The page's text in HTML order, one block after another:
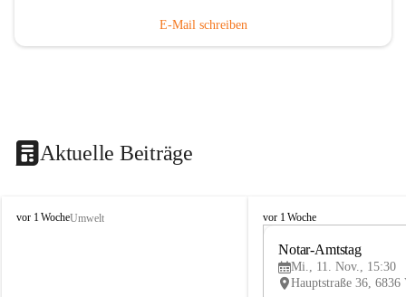
E-Mail schreiben
Aktuelle Beiträge
V
vor 1 WocheUmwelt
V
vor 1 Woche
Notar-Amtstag
Mi., 11. Nov., 15:30